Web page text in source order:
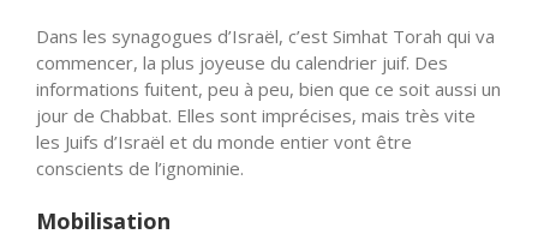
Dans les synagogues d’Israël, c’est Simhat Torah qui va
commencer, la plus joyeuse du calendrier juif. Des
informations fuitent, peu à peu, bien que ce soit aussi un
jour de Chabbat. Elles sont imprécises, mais très vite
les Juifs d’Israël et du monde entier vont être
conscients de l’ignominie.
Mobilisation